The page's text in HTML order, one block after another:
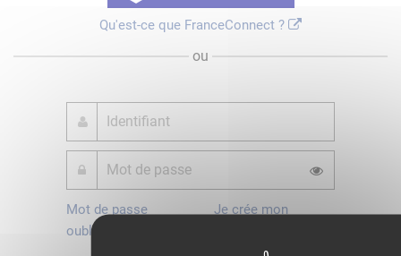
Qu'est-ce que FranceConnect ?
ou
Mot de passe
oublié ?
Je crée mon